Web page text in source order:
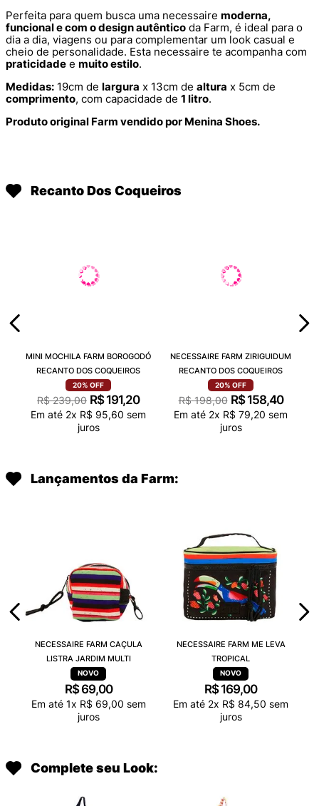
Perfeita para quem busca uma necessaire moderna,
funcional e com o design autêntico da Farm, é ideal para o
dia a dia, viagens ou para complementar um look casual e
cheio de personalidade. Esta necessaire te acompanha com
praticidade e muito estilo.
Medidas: 19cm de largura x 13cm de altura x 5cm de
comprimento, com capacidade de 1 litro.
Produto original Farm vendido por Menina Shoes.
Recanto Dos Coqueiros
MINI MOCHILA FARM BOROGODÓ
RECANTO DOS COQUEIROS
20% OFF
R$ 239,00 R$ 191,20
Em até 2x R$ 95,60 sem
juros
NECESSAIRE FARM ZIRIGUIDUM
RECANTO DOS COQUEIROS
20% OFF
R$ 198,00 R$ 158,40
Em até 2x R$ 79,20 sem
juros
Lançamentos da Farm:
NECESSAIRE FARM CAÇULA
LISTRA JARDIM MULTI
R$ 69,00
Em até 1x R$ 69,00 sem
juros
NECESSAIRE FARM ME LEVA
TROPICAL
R$ 169,00
Em até 2x R$ 84,50 sem
juros
Complete seu Look: